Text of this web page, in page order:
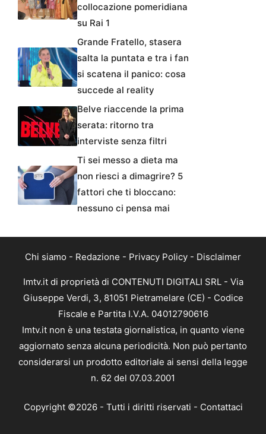
collocazione pomeridiana
su Rai 1
Grande Fratello, stasera
salta la puntata e tra i fan
si scatena il panico: cosa
succede al reality
Belve riaccende la prima
serata: ritorno tra
interviste senza filtri
Ti sei messo a dieta ma
non riesci a dimagrire? 5
fattori che ti bloccano:
nessuno ci pensa mai
Chi siamo - Redazione - Privacy Policy - Disclaimer
Imtv.it di proprietà di CONTENUTI DIGITALI SRL - Via
Giuseppe Verdi, 3, 81051 Pietramelare (CE) - Codice
Fiscale e Partita I.V.A. 04012790616
Imtv.it non è una testata giornalistica, in quanto viene
aggiornato senza alcuna periodicità. Non può pertanto
considerarsi un prodotto editoriale ai sensi della legge
n. 62 del 07.03.2001
Copyright ©2026 - Tutti i diritti riservati - Contattaci